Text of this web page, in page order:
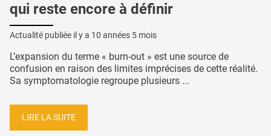
qui reste encore à définir
Actualité publiée il y a 10 années 5 mois
L’expansion du terme « burn-out » est une source de
confusion en raison des limites imprécises de cette réalité.
Sa symptomatologie regroupe plusieurs ...
LIRE LA SUITE